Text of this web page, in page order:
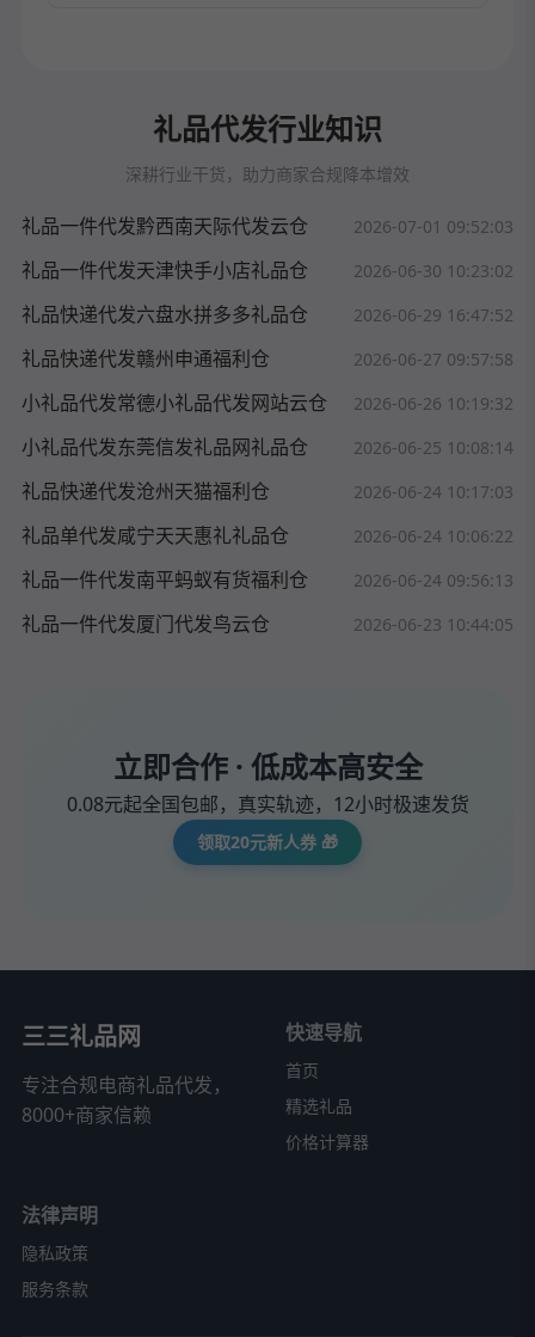
礼品代发行业知识
深耕行业干货，助力商家合规降本增效
礼品一件代发黔西南天际代发云仓 2026-07-01 09:52:03
礼品一件代发天津快手小店礼品仓 2026-06-30 10:23:02
礼品快递代发六盘水拼多多礼品仓 2026-06-29 16:47:52
礼品快递代发赣州申通福利仓 2026-06-27 09:57:58
小礼品代发常德小礼品代发网站云仓 2026-06-26 10:19:32
小礼品代发东莞信发礼品网礼品仓 2026-06-25 10:08:14
礼品快递代发沧州天猫福利仓 2026-06-24 10:17:03
礼品单代发咸宁天天惠礼礼品仓 2026-06-24 10:06:22
礼品一件代发南平蚂蚁有货福利仓 2026-06-24 09:56:13
礼品一件代发厦门代发鸟云仓 2026-06-23 10:44:05
立即合作 · 低成本高安全
0.08元起全国包邮，真实轨迹，12小时极速发货
领取20元新人券 🎁
三三礼品网
专注合规电商礼品代发，
8000+商家信赖
快速导航
首页
精选礼品
价格计算器
法律声明
隐私政策
服务条款